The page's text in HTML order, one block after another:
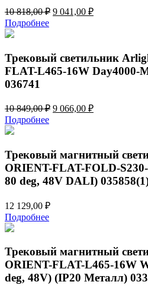
10 818,00₽ Первоначальная
818,00 ₽.
9 041,00 ₽Текущая
Подробнее
Трековый светильник
FLAT-L465-16W Day4000-
036741
10 849,00₽ Первоначальная
849,00 ₽.
9 066,00 ₽Текущая
Подробнее
Трековый магнитный
ORIENT-FLAT-FOLD-
80 deg, 48V DALI)
12 129,00 ₽
Подробнее
Трековый магнитный
ORIENT-FLAT-L465-16W
deg, 48V) (IP20 Металл)